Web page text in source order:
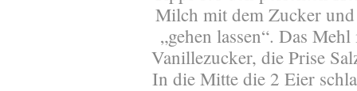
Milch mit dem Zucker
„gehen lassen“. Das
Vanillezucker, die Prise
In die Mitte die 2 Eier